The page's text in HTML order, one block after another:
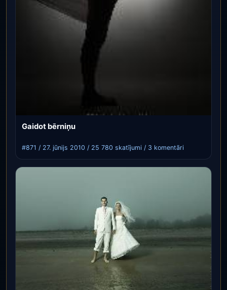
Gaidot bērniņu
#871 / 27. jūnijs 2010 / 25 780 skatījumi / 3 komentāri